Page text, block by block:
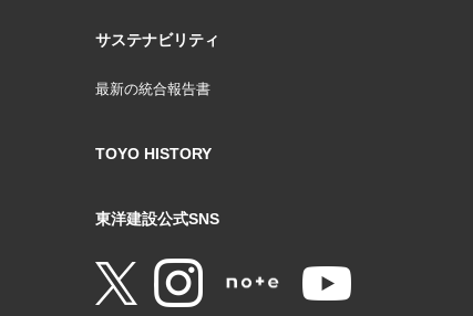
サステナビリティ
最新の統合報告書
TOYO HISTORY
東洋建設公式SNS